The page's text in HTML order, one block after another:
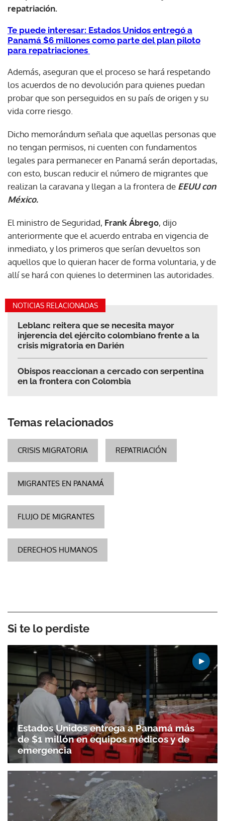
repatriación.
Te puede interesar: Estados Unidos entregó a
Panamá $6 millones como parte del plan piloto
para repatriaciones
Además, aseguran que el proceso se hará respetando
los acuerdos de no devolución para quienes puedan
probar que son perseguidos en su país de origen y su
vida corre riesgo.
Dicho memorándum señala que aquellas personas que
no tengan permisos, ni cuenten con fundamentos
legales para permanecer en Panamá serán deportadas,
con esto, buscan reducir el número de migrantes que
realizan la caravana y llegan a la frontera de EEUU con
México.
El ministro de Seguridad, Frank Ábrego, dijo
anteriormente que el acuerdo entraba en vigencia de
inmediato, y los primeros que serían devueltos son
aquellos que lo quieran hacer de forma voluntaria, y de
allí se hará con quienes lo determinen las autoridades.
NOTICIAS RELACIONADAS
Leblanc reitera que se necesita mayor
injerencia del ejército colombiano frente a la
crisis migratoria en Darién
Obispos reaccionan a cercado con serpentina
en la frontera con Colombia
Temas relacionados
CRISIS MIGRATORIA REPATRIACIÓN
MIGRANTES EN PANAMÁ
FLUJO DE MIGRANTES
DERECHOS HUMANOS
Si te lo perdiste
Estados Unidos entrega a Panamá más
de $1 millón en equipos médicos y de
emergencia